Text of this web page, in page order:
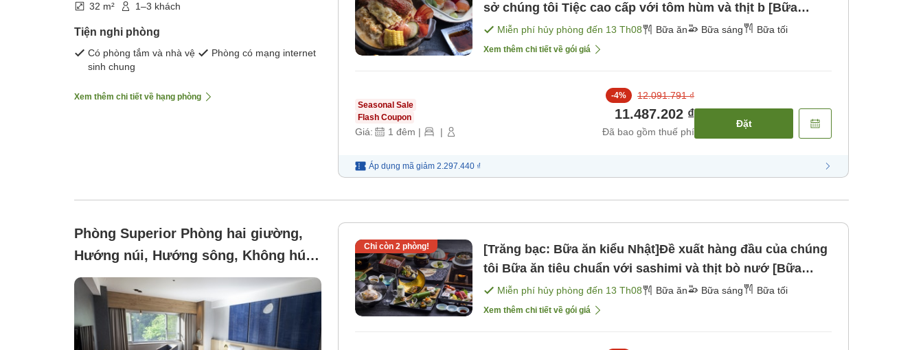
32 m² 1–3 khách
Tiện nghi phòng
Có phòng tắm và nhà vệ
sinh chung
Phòng có mạng internet
Xem thêm chi tiết về hạng phòng
sở chúng tôi Tiệc cao cấp với tôm hùm và thịt b [Bữa
sáng] [Bữa tối]
Miễn phí hủy phòng đến 13 Th08 Bữa ăn Bữa sáng Bữa tối
Xem thêm chi tiết về gói giá
Seasonal Sale
Flash Coupon
Giá: 1 đêm | |
-4% 12.091.791 ₫
11.487.202 ₫
Đã bao gồm thuế phí
Đặt
Áp dụng mã giảm 2.297.440 ₫
Phòng Superior Phòng hai giường,
Hướng núi, Hướng sông, Không hút
thuốc (Phòng khách được làm mới)
Chỉ còn 2phòng!
[Trăng bạc: Bữa ăn kiểu Nhật]Đề xuất hàng đầu của chúng
tôi Bữa ăn tiêu chuẩn với sashimi và thịt bò nướ [Bữa
sáng] [Bữa tối]
Miễn phí hủy phòng đến 13 Th08 Bữa ăn Bữa sáng Bữa tối
Xem thêm chi tiết về gói giá